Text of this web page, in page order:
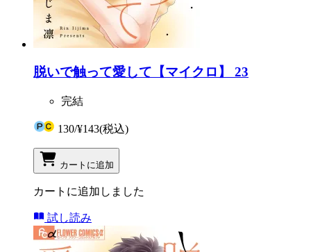
脱いで触って愛して【マイクロ】 23
完結
130/¥143(税込)
カートに追加
カートに追加しました
試し読み